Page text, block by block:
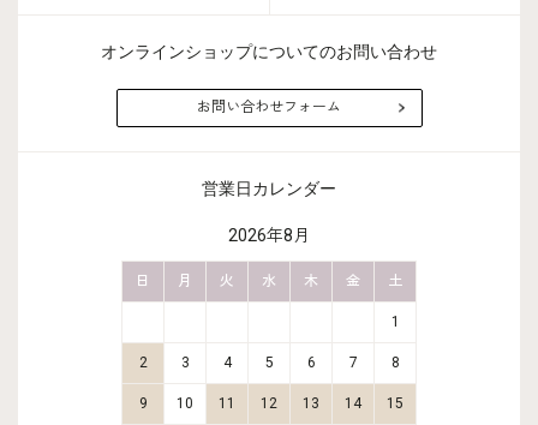
オンラインショップについてのお問い合わせ
お問い合わせフォーム
営業日カレンダー
2026年8月
日 月 火 水 木 金 土
1
2 3 4 5 6 7 8
9 10 11 12 13 14 15